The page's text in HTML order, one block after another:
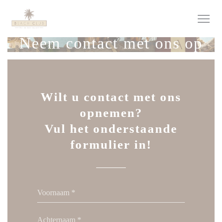
Neem contact met ons op
Wilt u contact met ons
opnemen?
Vul het onderstaande
formulier in!